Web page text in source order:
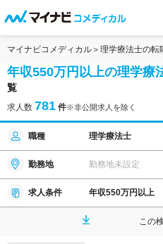
マイナビコメディカル 理学療法士の転
年収550万円以上の理学療
覧
求人数 781 件※非公開求人を除く
職種 理学療法士
勤務地 勤務地未設定
求人条件 年収550万円以上
この